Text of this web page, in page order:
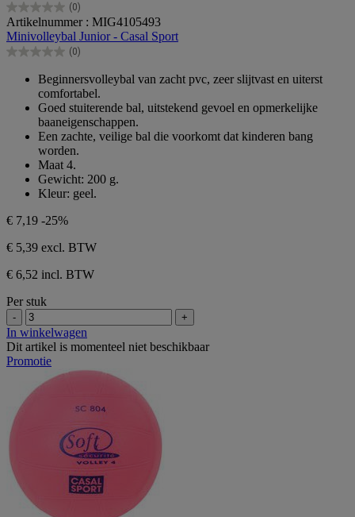
(0)
0.0
van
de
5
Artikelnummer : MIG4105493
Minivolleybal Junior - Casal Sport
(0)
0.0
sterren.
Beginnersvolleybal van zacht pvc, zeer slijtvast en uiterst
comfortabel.
Goed stuiterende bal, uitstekend gevoel en opmerkelijke
baaneigenschappen.
Een zachte, veilige bal die voorkomt dat kinderen bang
worden.
Maat 4.
Gewicht: 200 g.
Kleur: geel.
€ 7,19 -25%
€ 5,39 excl. BTW
€ 6,52 incl. BTW
Per stuk
- +
In winkelwagen
Dit artikel is momenteel niet beschikbaar
Promotie